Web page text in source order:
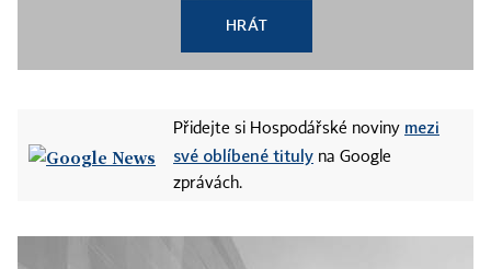
HRÁT
Přidejte si Hospodářské noviny mezi
své oblíbené tituly na Google
zprávách.